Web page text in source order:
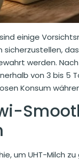
einige
werden.
von 3 bis 5
Konsum
um UHT-Milch